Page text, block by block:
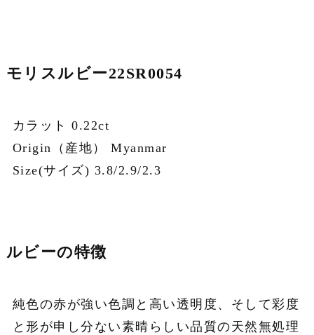
モリスルビー22SR0054
カラット 0.22ct
Origin（産地） Myanmar
Size(サイズ) 3.8/2.9/2.3
ルビーの特徴
純色の赤が強い色調と高い透明度、そして彩度
と形が申し分ない素晴らしい品質の天然無処理